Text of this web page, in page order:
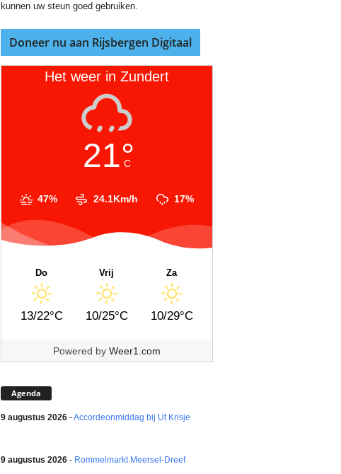
kunnen uw steun goed gebruiken.
Doneer nu aan Rijsbergen Digitaal
Het weer in Zundert
21°
C
47% 24.1Km/h 17%
Do
13/22°C
Vrij
10/25°C
Za
10/29°C
Powered by Weer1.com
Agenda
9 augustus 2026-Accordeonmiddag bij Ut Krisje
9 augustus 2026- Rommelmarkt Meersel-Dreef